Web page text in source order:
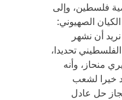
فلسطين، وإلى
الصهيوني:
أن نشهر
تحديدا،
منحاز، وأنه
خيرا لشعب
حل عادل